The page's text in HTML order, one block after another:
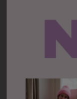
Muślinowa